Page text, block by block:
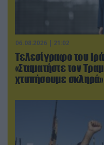
06.08.2026 | 21:02
Τελεσίγραφο του
«Σταματήστε τον
χτυπήσουμε σκληρά»